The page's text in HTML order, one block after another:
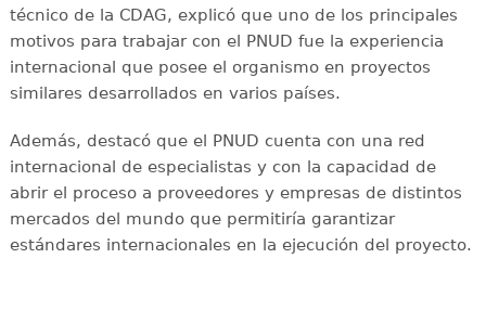
técnico de la CDAG, explicó que uno de los principales
motivos para trabajar con el PNUD fue la experiencia
internacional que posee el organismo en proyectos
similares desarrollados en varios países.
Además, destacó que el PNUD cuenta con una red
internacional de especialistas y con la capacidad de
abrir el proceso a proveedores y empresas de distintos
mercados del mundo que permitiría garantizar
estándares internacionales en la ejecución del proyecto.